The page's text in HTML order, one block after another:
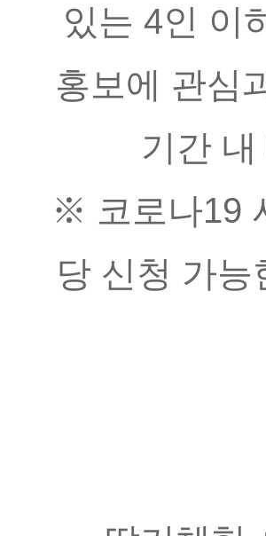
있는 4인 이
홍보에 관심
기간
※ 코로나19
당 신청 가